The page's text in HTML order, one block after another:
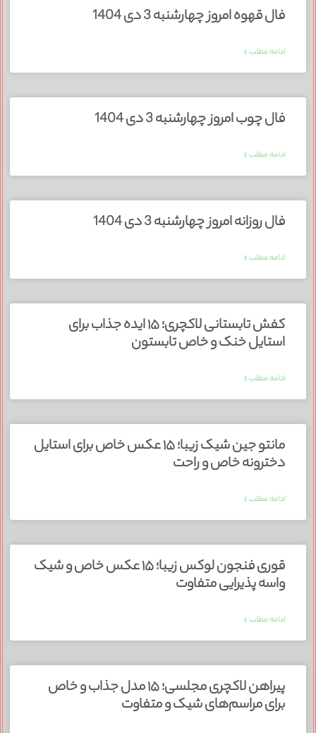
فال قهوه امروز چهارشنبه 3 دی 1404
ادامه مطلب »
فال چوب امروز چهارشنبه 3 دی 1404
ادامه مطلب »
فال روزانه امروز چهارشنبه 3 دی 1404
ادامه مطلب »
کفش تابستانی لاکچری؛ ۱۵ ایده‌ جذاب برای
استایل خنک و خاص تابستون
ادامه مطلب »
مانتو جین شیک زیبا؛ ۱۵ عکس خاص برای استایل
دخترونه خاص و راحت
ادامه مطلب »
قوری فنجون لوکس زیبا؛ ۱۵ عکس خاص و شیک
واسه پذیرایی متفاوت
ادامه مطلب »
پیراهن لاکچری مجلسی؛ ۱۵ مدل جذاب و خاص
برای مراسم‌های شیک و متفاوت